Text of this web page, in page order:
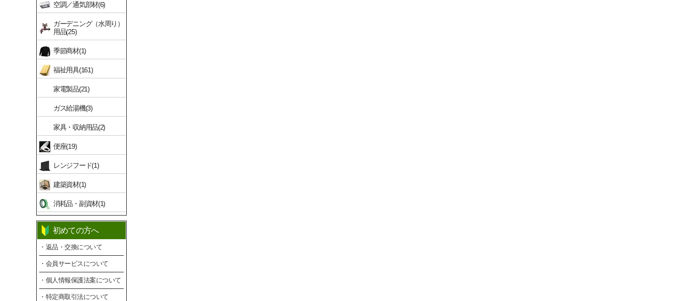
空調／通気部材(6)
ガーデニング（水周り）
用品(25)
季節商材(1)
福祉用具(161)
家電製品(21)
ガス給湯機(3)
家具・収納用品(2)
便座(19)
レンジフード(1)
建築資材(1)
消耗品・副資材(1)
初めての方へ
・返品・交換について
・会員サービスについて
・個人情報保護法案について
・特定商取引法について